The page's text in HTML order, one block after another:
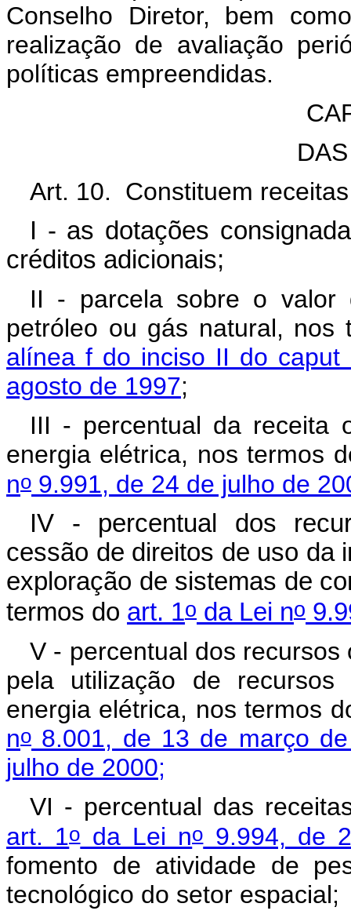
Conselho Diretor, bem
realização de avaliação
políticas empreendidas.
Art. 10. Constituem
I - as dotações
créditos adicionais;
II - parcela sobre o
petróleo ou gás natural,
alínea f do inciso II do
agosto de 1997;
III - percentual da receita
energia elétrica, nos termos
no 9.991, de 24 de julho de
IV - percentual dos
cessão de direitos de uso da
exploração de sistemas de
termos do art. 1o da Lei no
V - percentual dos
pela utilização de
energia elétrica, nos termos
no 8.001, de 13 de março
julho de 2000;
VI - percentual das
art. 1oda Lei no9.994, de
fomento de atividade de
tecnológico do setor espacial;